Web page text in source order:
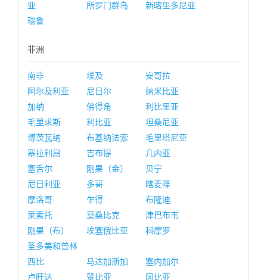
亚
所罗门群岛
新喀里多尼亚
瑙鲁
非洲
南非 埃及
安哥拉
阿尔及利亚
尼日尔
纳米比亚
加纳
佛得角
利比里亚
毛里求斯
利比亚
坦桑尼亚
博茨瓦纳
布基纳法索
毛里塔尼亚
塞拉利昂
吉布提
几内亚
塞舌尔
刚果（金）
贝宁
尼日利亚
多哥
喀麦隆
摩洛哥
乍得
布隆迪
莱索托
莫桑比克
津巴布韦
刚果（布）
埃塞俄比亚
科摩罗
圣多美和普林
西比
马达加斯加
塞内加尔
卢旺达
赞比亚 冈比亚